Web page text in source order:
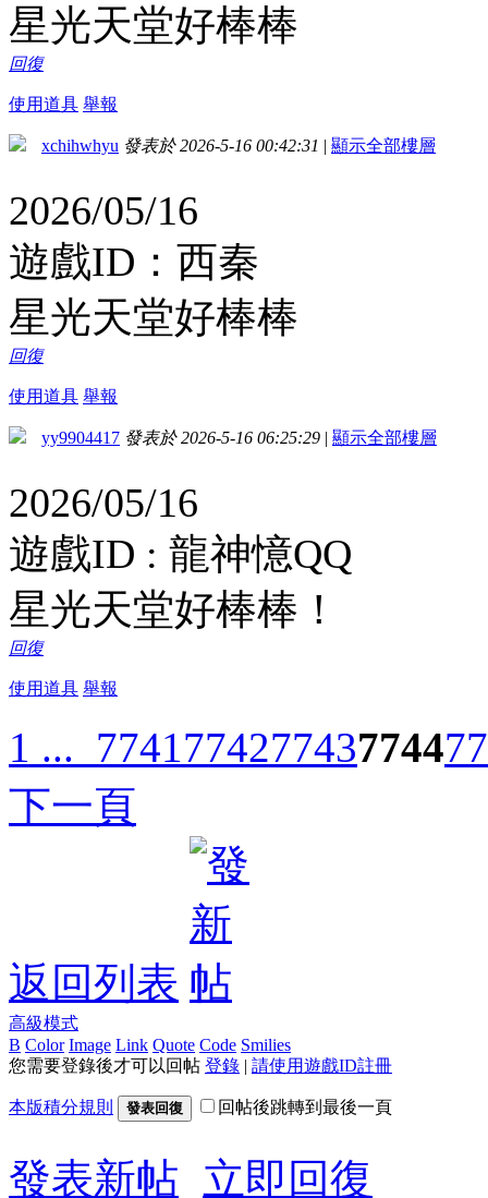
星光天堂好棒棒
回復
使用道具 舉報
xchihwhyu 發表於 2026-5-16 00:42:31 | 顯示全部樓層
2026/05/16
遊戲ID：西秦
星光天堂好棒棒
回復
使用道具 舉報
yy9904417 發表於 2026-5-16 06:25:29 | 顯示全部樓層
2026/05/16
遊戲ID : 龍神憶QQ
星光天堂好棒棒！
回復
使用道具 舉報
1 ... 7741774277437744
下一頁
返回列表
高級模式
B Color Image Link Quote Code Smilies
您需要登錄後才可以回帖 登錄 | 請使用遊戲ID註冊
本版積分規則 發表回復 回帖後跳轉到最後一頁
發表新帖 立即回復